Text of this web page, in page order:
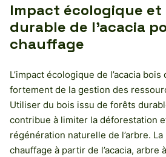
Impact écologique et
durable de l’acacia
chauffage
L’impact écologique de l’acacia
fortement de la gestion des
Utiliser du bois issu de forêts
contribue à limiter la déforestation
régénération naturelle de l’arbre.
chauffage à partir de l’acacia, arbre